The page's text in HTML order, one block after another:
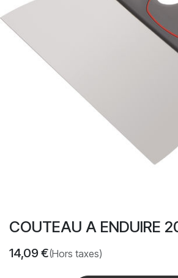
COUTEAU A ENDUIRE
14,09€(Hors taxes)